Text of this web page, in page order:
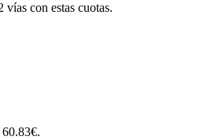
con estas cuotas.
60.83€.